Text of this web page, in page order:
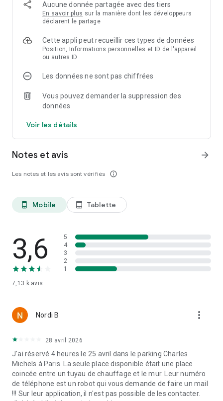
⚡ Yespark ReCharge : Louez une place de parking avec une
borne de recharge dédiée pour votre voiture électrique.
🎁 2 jours d'essai gratuit : Testez sereinement votre parking
avec nos abonnements mensuels, sans débourser un
❌ Annulation flexible : Un changement de plan ? Annulez vos
réservations de courte durée en un clic jusqu'à 24h avant.
Faites comme plus de 1,3 million d'utilisateurs, simplifiez
Aucune donnée partagée avec des tiers
En savoir plus sur la manière dont les développeurs
déclarent le partage
Cette appli peut recueillir ces types de données
Position, Informations personnelles et ID de l'appareil
ou autres ID
Les données ne sont pas chiffrées
Vous pouvez demander la suppression des
données
Voir les détails
Notes et avis
Les notes et les avis sont vérifiés info_outline
arrow_forward
phone_android Mobile tablet_android Tablette
3,6
7,13 kavis
5
4
3
2
1
Nordi B more_vert
28 avril 2026
J'ai réservé 4 heures le 25 avril dans le parking Charles
Michels à Paris. La seule place disponible était une place
coincée entre un tuyau de chauffage et le mur. Leur numéro
de téléphone est un robot qui vous demande de faire un mail
!!! Sur leur application, il n'est pas possible de les contacter.